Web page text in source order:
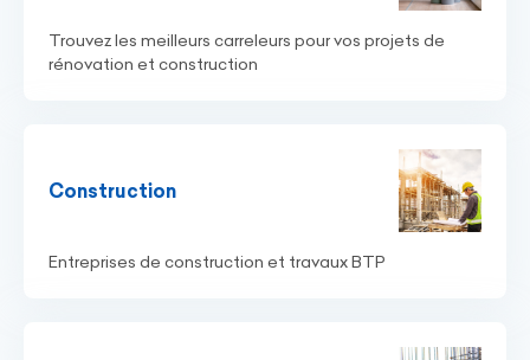
Trouvez les meilleurs carreleurs pour vos projets de
rénovation et construction
Construction
Entreprises de construction et travaux BTP